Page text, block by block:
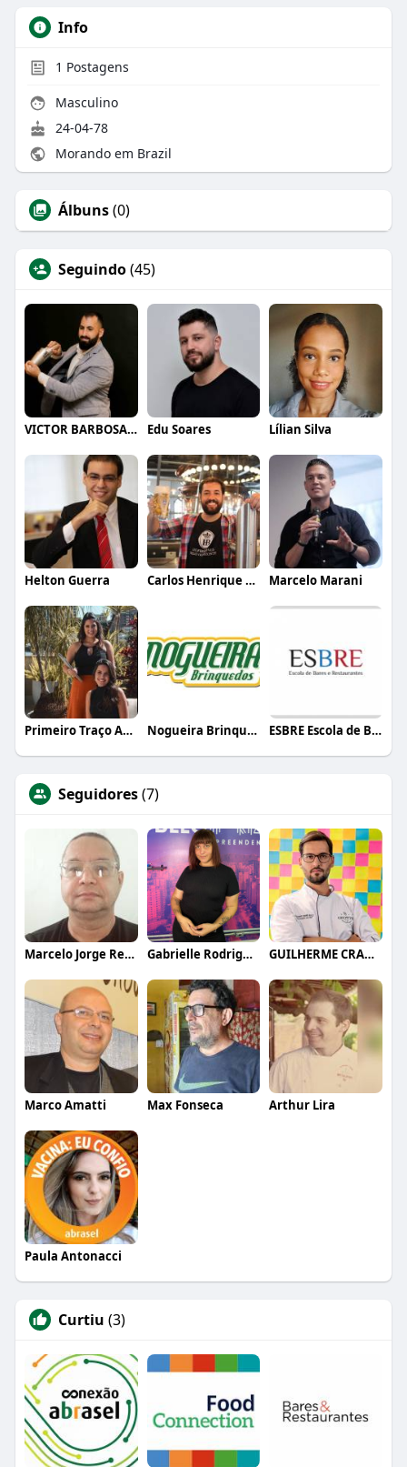
Info
1 Postagens
Masculino
24-04-78
Morando em Brazil
Álbuns(0)
Seguindo(45)
VICTOR BARBOSA QUARANTA Edu Soares Lílian Silva
Helton Guerra Carlos Henrique de Faria Vasconcelos Marcelo Marani
Primeiro Traço Arquitetura Nogueira Brinquedos ESBRE Escola de Bares e Restaurantes
Seguidores(7)
Marcelo Jorge Reis Ferreira Gabrielle Rodrigues GUILHERME CRAMER BALLE
Marco Amatti Max Fonseca Arthur Lira
Paula Antonacci
Curtiu (3)